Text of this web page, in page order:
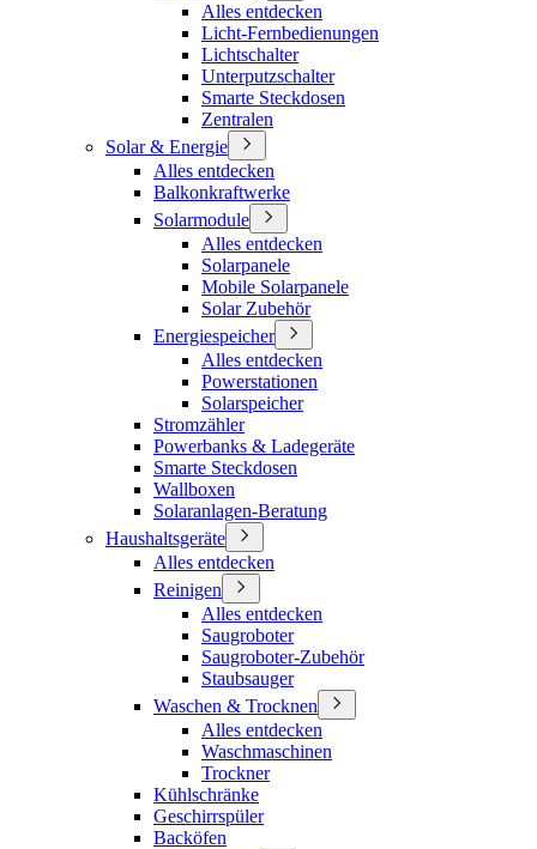
Alles entdecken
Licht-Fernbedienungen
Lichtschalter
Unterputzschalter
Smarte Steckdosen
Zentralen
Solar & Energie
Alles entdecken
Balkonkraftwerke
Solarmodule
Alles entdecken
Solarpanele
Mobile Solarpanele
Solar Zubehör
Energiespeicher
Alles entdecken
Powerstationen
Solarspeicher
Stromzähler
Powerbanks & Ladegeräte
Smarte Steckdosen
Wallboxen
Solaranlagen-Beratung
Haushaltsgeräte
Alles entdecken
Reinigen
Alles entdecken
Saugroboter
Saugroboter-Zubehör
Staubsauger
Waschen & Trocknen
Alles entdecken
Waschmaschinen
Trockner
Kühlschränke
Geschirrspüler
Backöfen